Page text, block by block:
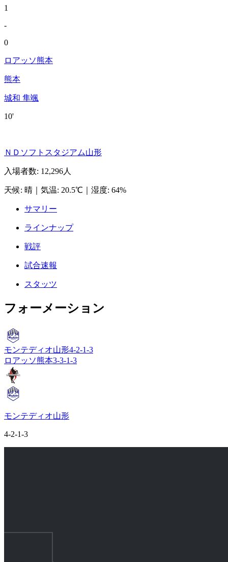
1
-
0
ロアッソ熊本
熊本
城和 隼颯
10'
ＮＤソフトスタジアム山形
入場者数: 12,296人
天候: 晴 気温: 20.5℃ 湿度: 64%
サマリー
ラインナップ
戦評
試合速報
スタッツ
フォーメーション
モンテディオ山形4-2-1-3
ロアッソ熊本3-3-1-3
モンテディオ山形
4-2-1-3